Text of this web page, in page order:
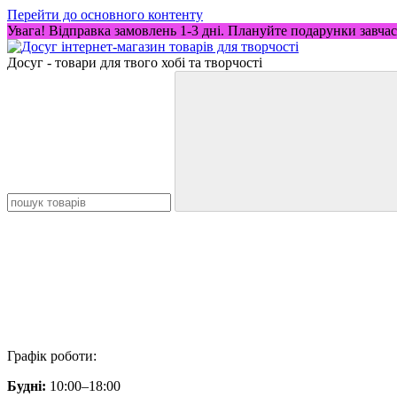
Перейти до основного контенту
Увага! Відправка замовлень 1-3 дні. Плануйте подарунки
Досуг - товари для твого хобі та творчості
Графік роботи:
Будні: 10:00–18:00